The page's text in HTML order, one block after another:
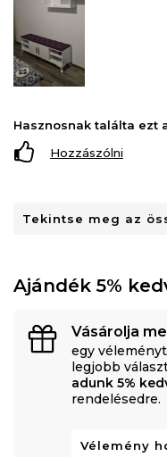
Hasznosnak találta ezt
Hozzászólni
Tekintse meg az
Ajándék 5%
Vásárolja
egy
legjobb
adunk 5%
rendelésedre.
Vélemény